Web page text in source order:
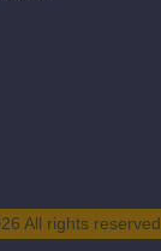
All rights reserved.